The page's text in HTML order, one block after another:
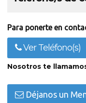
Para ponerte en
Ver Teléfono(s)
Nosotros te
Déjanos un